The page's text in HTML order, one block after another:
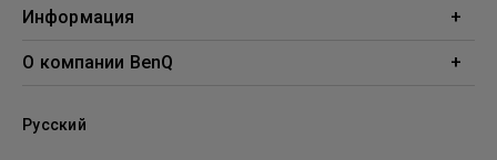
Проекционный калькулятор
Информация
BenQ AQCOLOR
О компании BenQ
Новости
Русский